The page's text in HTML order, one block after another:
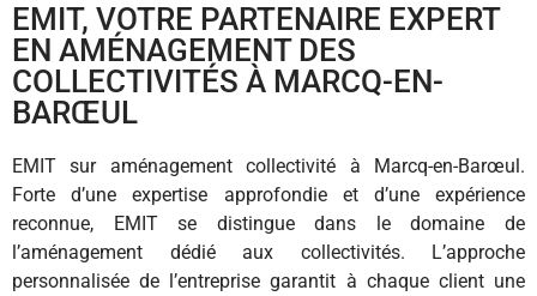
EMIT, VOTRE PARTENAIRE EXPERT
EN AMÉNAGEMENT DES
COLLECTIVITÉS À MARCQ-EN-
BARŒUL
EMIT sur aménagement collectivité à Marcq-en-Barœul.
Forte d’une expertise approfondie et d’une expérience
reconnue, EMIT se distingue dans le domaine de
l’aménagement dédié aux collectivités. L’approche
personnalisée de l’entreprise garantit à chaque client une